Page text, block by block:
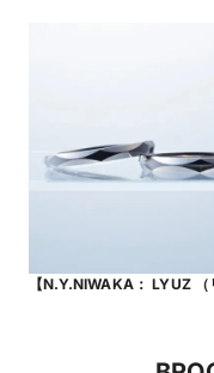
【N.Y.NIWAKA： LYUZ （
（リューズ）をモチーフに